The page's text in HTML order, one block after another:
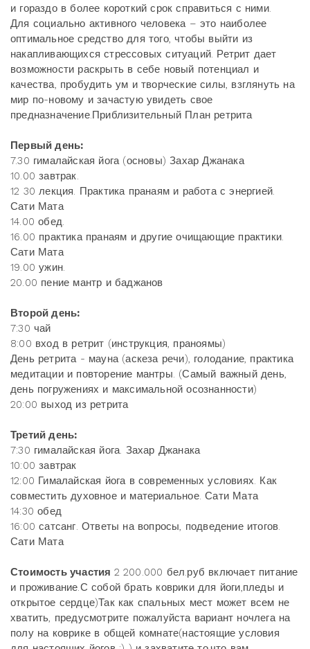
и гораздо в более короткий срок справиться с ними.
Для социально активного человека – это наиболее
оптимальное средство для того, чтобы выйти из
накапливающихся стрессовых ситуаций. Ретрит дает
возможности раскрыть в себе новый потенциал и
качества, пробудить ум и творческие силы, взглянуть на
мир по-новому и зачастую увидеть свое
предназначение.Приблизительный План ретрита
Первый день:
7.30 гималайская йога (основы) Захар Джанака
10.00 завтрак.
12 30 лекция. Практика пранаям и работа с энергией.
Сати Мата
14.00 обед.
16.00 практика пранаям и другие очищающие практики.
Сати Мата
19.00 ужин.
20.00 пение мантр и баджанов
Второй день:
7:30 чай
8:00 вход в ретрит (инструкция, праноямы)
День ретрита - мауна (аскеза речи), голодание, практика
медитации и повторение мантры. (Самый важный день,
день погружениях и максимальной осознанности)
20:00 выход из ретрита
Третий день:
7:30 гималайская йога. Захар Джанака
10:00 завтрак
12:00 Гималайская йога в современных условиях. Как
совместить духовное и материальное. Сати Мата
14:30 обед
16:00 сатсанг. Ответы на вопросы, подведение итогов.
Сати Мата
Стоимость участия 2 200.000 бел.руб включает питание
и проживание.С собой брать коврики для йоги,пледы и
открытое сердце)Так как спальных мест может всем не
хватить, предусмотрите пожалуйста вариант ночлега на
полу на коврике в общей комнате(настоящие условия